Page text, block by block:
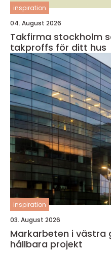
inspiration
04. August 2026
Takfirma stockholm så väljer du rätt
takproffs för ditt hus
inspiration
03. August 2026
Markarbeten i västra
hållbara projekt